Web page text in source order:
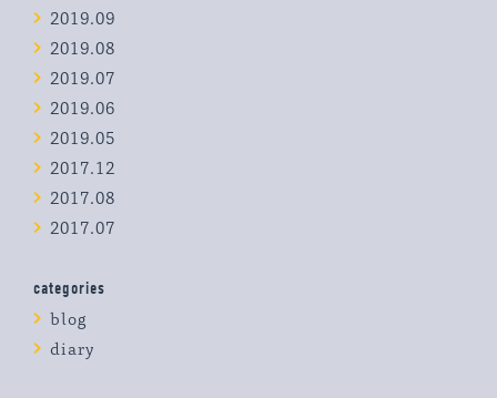
2019.09
2019.08
2019.07
2019.06
2019.05
2017.12
2017.08
2017.07
categories
blog
diary